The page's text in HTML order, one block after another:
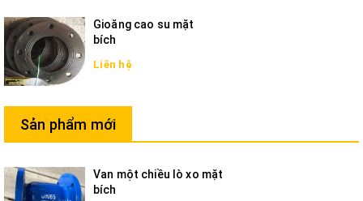
Gioăng cao su mặt
bích
Liên hệ
Sản phẩm mới
Van một chiều lò xo mặt
bích